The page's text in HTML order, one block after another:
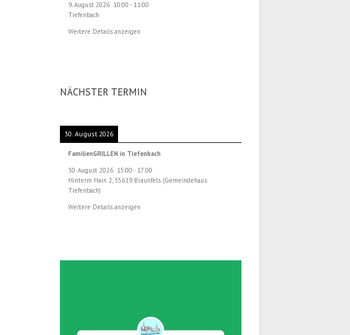
9. August 2026 10:00 - 11:00
Tiefenbach
Weitere Details anzeigen
NÄCHSTER TERMIN
30. August 2026
FamilienGRILLEN in Tiefenbach
30. August 2026 15:00 - 17:00
Hinterm Hain 2, 35619 Braunfels (Gemeindehaus
Tiefenbach)
Weitere Details anzeigen